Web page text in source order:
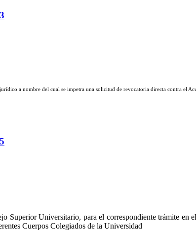
a nombre del cual se impetra una solicitud de revocatoria directa contra el
Superior Universitario, para el correspondiente trámite en
Cuerpos Colegiados de la Universidad